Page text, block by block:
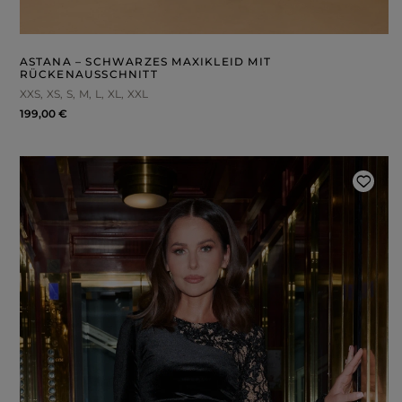
ASTANA – SCHWARZES MAXIKLEID MIT
RÜCKENAUSSCHNITT
XXS XS S M L XL XXL
199,00 €